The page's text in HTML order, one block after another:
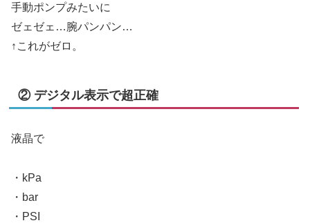
手動ポンプみたいに
ゼェゼェ…腕パンパン…
↑これがゼロ。
② デジタル表示で超正確
液晶で
・kPa
・bar
・PSI